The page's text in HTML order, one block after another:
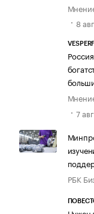
8
7
РБК